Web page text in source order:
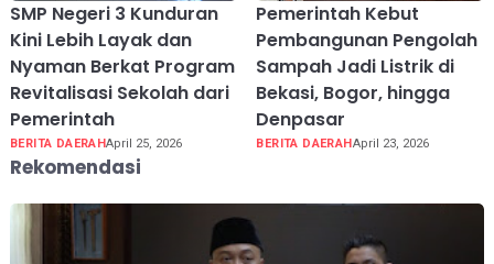
SMP Negeri 3 Kunduran
Kini Lebih Layak dan
Nyaman Berkat Program
Revitalisasi Sekolah dari
Pemerintah
BERITA DAERAHApril 25, 2026
Pemerintah Kebut
Pembangunan Pengolah
Sampah Jadi Listrik di
Bekasi, Bogor, hingga
Denpasar
BERITA DAERAHApril 23, 2026
Rekomendasi